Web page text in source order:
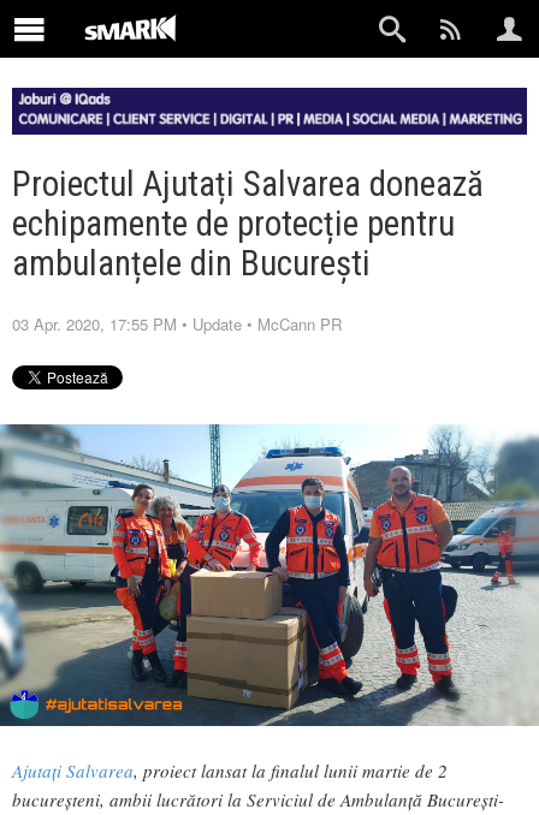
Proiectul Ajutați Salvarea donează
echipamente de protecție pentru
ambulanțele din București
03 Apr. 2020, 17:55 PM • Update • McCann PR
Ajutați Salvarea, proiect lansat la finalul lunii martie de 2
bucureșteni, ambii lucrători la Serviciul de Ambulanță București-